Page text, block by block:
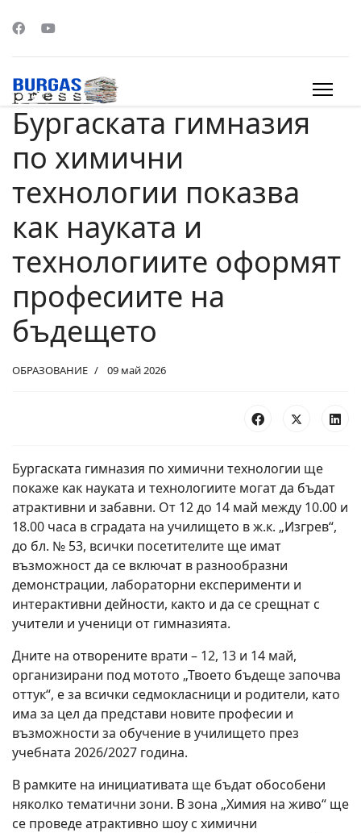
Бургаската гимназия
по химични
технологии показва
как науката и
технологиите оформят
професиите на
бъдещето
ОБРАЗОВАНИЕ 09 май 2026
Бургаската гимназия по химични технологии ще
покаже как науката и технологиите могат да бъдат
атрактивни и забавни. От 12 до 14 май между 10.00 и
18.00 часа в сградата на училището в ж.к. „Изгрев“,
до бл. № 53, всички посетителите ще имат
възможност да се включат в разнообразни
демонстрации, лабораторни експерименти и
интерактивни дейности, както и да се срещнат с
учители и ученици от гимназията.
Дните на отворените врати – 12, 13 и 14 май,
организирани под мотото „Твоето бъдеще започва
оттук“, е за всички седмокласници и родители, като
има за цел да представи новите професии и
възможности за обучение в училището през
учебната 2026/2027 година.
В рамките на инициативата ще бъдат обособени
няколко тематични зони. В зона „Химия на живо“ ще
се проведе атрактивно шоу с химични